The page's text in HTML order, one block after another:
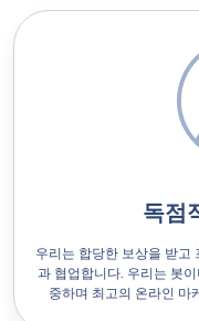
독점
우리는 합당한 보상을 받고
과 협업합니다. 우리는 봇
중하며 최고의 온라인 마